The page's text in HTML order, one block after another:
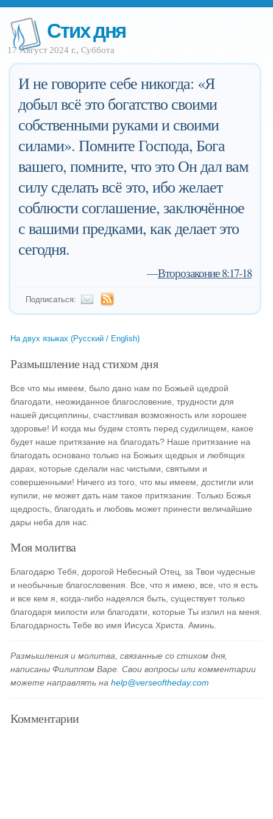
Стих дня
17 Август 2024 г., Суббота
И не говорите себе никогда: «Я
добыл всё это богатство своими
собственными руками и своими
силами». Помните Господа, Бога
вашего, помните, что это Он дал вам
силу сделать всё это, ибо желает
соблюсти соглашение, заключённое
с вашими предками, как делает это
сегодня.
—Второзаконие 8:17-18
Подписаться:
На двух языках (Русский / English)
Размышление над стихом дня
Все что мы имеем, было дано нам по Божьей щедрой
благодати, неожиданное благословение, трудности для
нашей дисциплины, счастливая возможность или хорошее
здоровье! И когда мы будем стоять перед судилищем, какое
будет наше притязание на благодать? Наше притязание на
благодать основано только на Божьих щедрых и любящих
дарах, которые сделали нас чистыми, святыми и
совершенными! Ничего из того, что мы имеем, достигли или
купили, не может дать нам такое притязание. Только Божья
щедрость, благодать и любовь может принести величайшие
дары неба для нас.
Моя молитва
Благодарю Тебя, дорогой Небесный Отец, за Твои чудесные
и необычные благословения. Все, что я имею, все, что я есть
и все кем я, когда-либо надеялся быть, существует только
благодаря милости или благодати, которые Ты излил на меня.
Благодарность Тебе во имя Иисуса Христа. Аминь.
Размышления и молитва, связанные со стихом дня,
написаны Филиппом Варе. Свои вопросы или комментарии
можете направлять наhelp@verseoftheday.com
Комментарии